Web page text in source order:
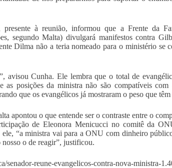
à reunião, informou que a Frente da
segundo Malta) divulgará manifestos contra
Dilma não a teria nomeado para o ministério se
avisou Cunha. Ele lembra que o total de
as posições da ministra não são compatíveis
que os evangélicos já mostraram o peso que
apontou o que entende ser o contraste entre o
de Eleonora Menicucci no comitê da
“a ministra vai para a ONU com dinheiro
o de reagir”, justificou.
reune-evangelicos-contra-nova-ministra-